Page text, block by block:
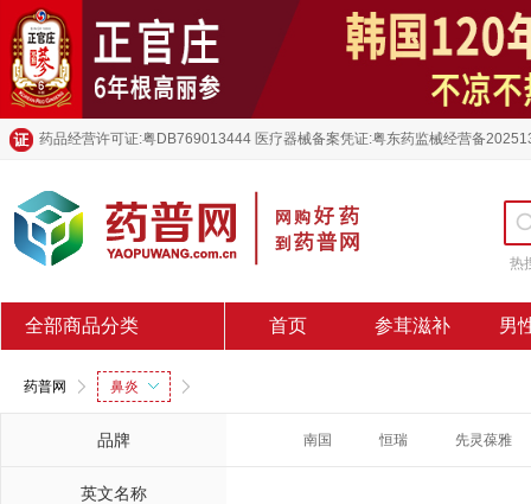
药品经营许可证:粤DB769013444 医疗器械备案凭证:粤东药监械经营备
热
全部商品分类 首页 参茸滋补 男
药普网 鼻炎
品牌 南国 恒瑞 先灵葆雅
英文名称